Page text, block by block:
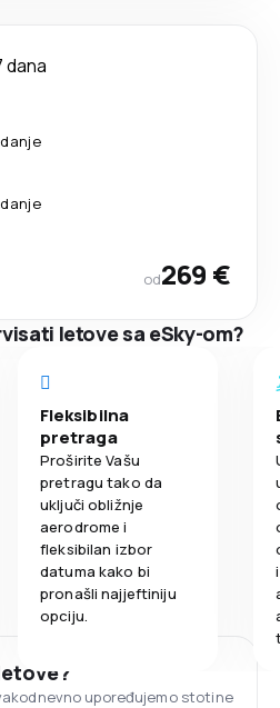
dana
od269 €
letove sa eSky-om?
Fleksibilna
pretraga
Proširite Vašu
pretragu tako da
uključi obližnje
aerodrome i
fleksibilan izbor
datuma kako bi
pronašli najjeftiniju
opciju.
upoređujemo stotine